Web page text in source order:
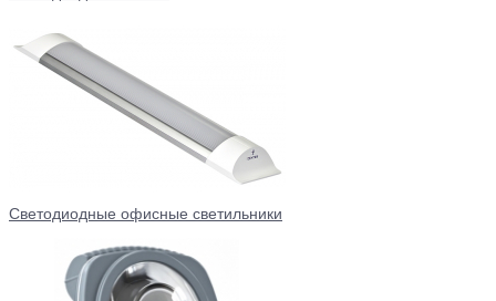
Светодиодные офисные светильники